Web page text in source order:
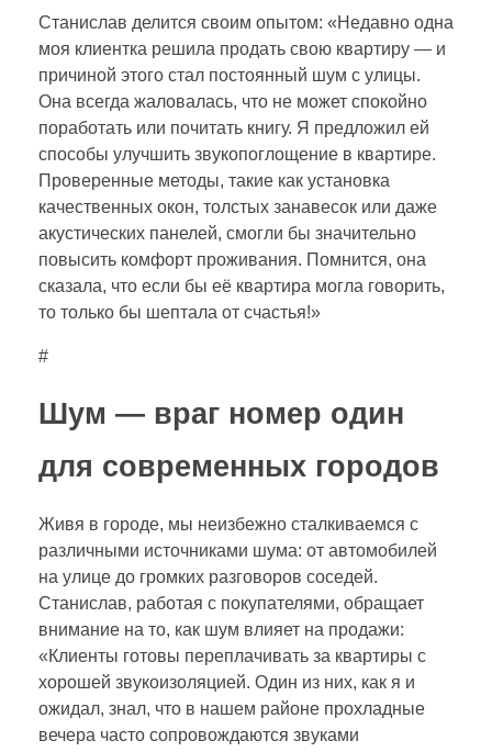
Станислав делится своим опытом: «Недавно одна
моя клиентка решила продать свою квартиру — и
причиной этого стал постоянный шум с улицы.
Она всегда жаловалась, что не может спокойно
поработать или почитать книгу. Я предложил ей
способы улучшить звукопоглощение в квартире.
Проверенные методы, такие как установка
качественных окон, толстых занавесок или даже
акустических панелей, смогли бы значительно
повысить комфорт проживания. Помнится, она
сказала, что если бы её квартира могла говорить,
то только бы шептала от счастья!»
#
Шум — враг номер один
для современных городов
Живя в городе, мы неизбежно сталкиваемся с
различными источниками шума: от автомобилей
на улице до громких разговоров соседей.
Станислав, работая с покупателями, обращает
внимание на то, как шум влияет на продажи:
«Клиенты готовы переплачивать за квартиры с
хорошей звукоизоляцией. Один из них, как я и
ожидал, знал, что в нашем районе прохладные
вечера часто сопровождаются звуками